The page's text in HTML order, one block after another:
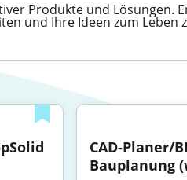
Produkte und Lösungen.
und Ihre Ideen zum Leben
CAD-Planer/
Bauplanung